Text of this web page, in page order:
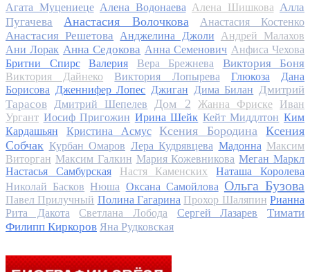
Агата Муцениеце Алена Водонаева Алена Шишкова Алла
Пугачева
Анастасия Волочкова Анастасия Костенко
Анастасия Решетова Анджелина Джоли
Андрей Малахов
Ани Лорак Анна Седокова Анна Семенович Анфиса Чехова
Бритни Спирс
Валерия Вера Брежнева Виктория Боня
Виктория Дайнеко Виктория Лопырева Глюкоза
Дана
Борисова Дженнифер Лопес Джиган Дима Билан Дмитрий
Тарасов
Дмитрий Шепелев Дом 2 Жанна Фриске
Иван
Ургант Иосиф Пригожин Ирина Шейк Кейт Миддлтон Ким
Кардашьян
Кристина Асмус Ксения Бородина
Ксения
Собчак Курбан Омаров Лера Кудрявцева Мадонна Максим
Виторган Максим Галкин Мария Кожевникова Меган Маркл
Настасья Самбурская
Настя Каменских
Наташа Королева
Николай Басков Нюша Оксана Самойлова Ольга Бузова
Павел Прилучный Полина Гагарина Прохор Шаляпин Рианна
Рита Дакота
Светлана Лобода Сергей Лазарев
Тимати
Филипп Киркоров Яна Рудковская